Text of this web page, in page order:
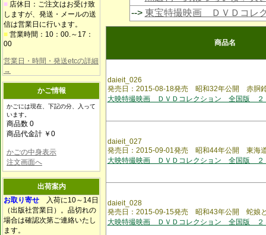
■ 店休日：ご注文はお受け致
しますが、発送・メールの送
信は営業日に行います。
■ 営業時間：10：00.～17：
00
営業日・時間・発送etcの詳細
→
かご情報
かごには現在、下記の分、入って
います。
商品数 0
商品代金計 ￥0
かごの中身表示
注文画面へ
出荷案内
お取り寄せ 入荷に10～14日
（出版社営業日）。品切れの
場合は確認次第ご連絡いたし
ます。
--> 東宝特撮映画 ＤＶＤコレ
商品名
daieit_026
発売日：2015-08-18発売 昭和32年公開 赤胴
大映特撮映画 ＤＶＤコレクション 全国版 ２
daieit_027
発売日：2015-09-01発売 昭和44年公開 東海
大映特撮映画 ＤＶＤコレクション 全国版 ２
daieit_028
発売日：2015-09-15発売 昭和43年公開 蛇娘
大映特撮映画 ＤＶＤコレクション 全国版 ２